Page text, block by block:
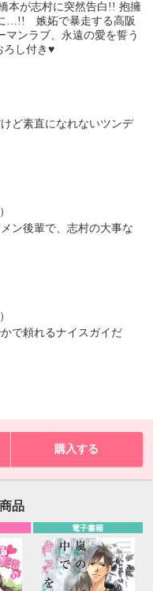
本が志村に突然告白!! 抱擁
…!! 嫉妬で暴走する高阪
ンラブ、永遠の愛を誓う
ろし付き♥
ど素直になれないツンデ
ン後輩で、志村の大事な
で頼れるナイスガイだ
購入する
品
電子書籍